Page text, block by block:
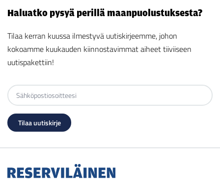
Haluatko pysyä perillä maanpuolustuksesta?
Tilaa kerran kuussa ilmestyvä uutiskirjeemme, johon
kokoamme kuukauden kiinnostavimmat aiheet tiiviiseen
uutispakettiin!